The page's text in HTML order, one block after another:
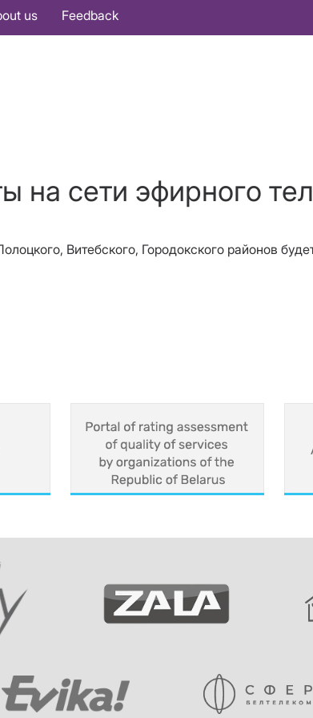
us Feedback
на сети эфирного
Витебского, Городокского районов